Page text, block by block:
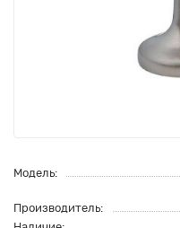
Модель:
Производитель: